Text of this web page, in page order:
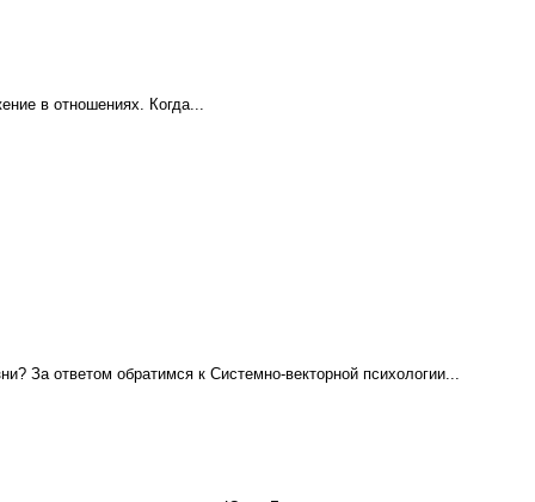
в отношениях. Когда...
За ответом обратимся к Системно-векторной психологии...